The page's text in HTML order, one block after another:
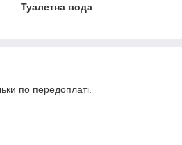
Туалетна вода
по передоплаті.